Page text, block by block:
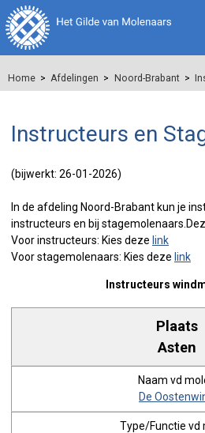
Home Afdelingen Noord-Brabant
Instructeurs en
(bijwerkt: 26-01-2026)
In de afdeling Noord-Brabant kun je
instructeurs en bij
Voor instructeurs: Kies deze link
Voor stagemolenaars: Kies deze link
Instructeurs
Asten
De